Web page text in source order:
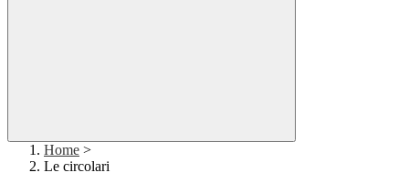
Home >
Le circolari